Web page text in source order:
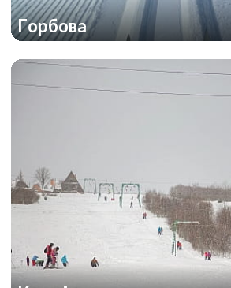
Горбова